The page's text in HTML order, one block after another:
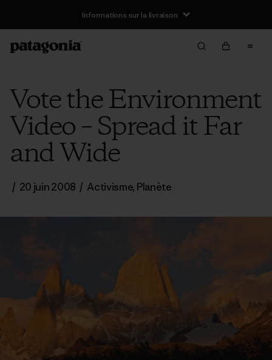
Informations sur la livraison
Vote the Environment
Video – Spread it Far
and Wide
/ 20 juin 2008 / Activisme, Planète